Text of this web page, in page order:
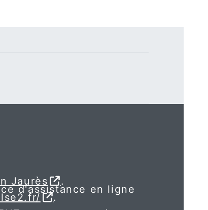
Jaurès .
d'assistance en ligne
.